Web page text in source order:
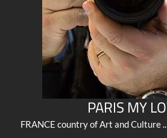
PARIS MY
FRANCE country of Art and Culture